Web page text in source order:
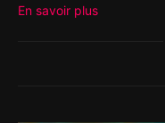
En savoir plus